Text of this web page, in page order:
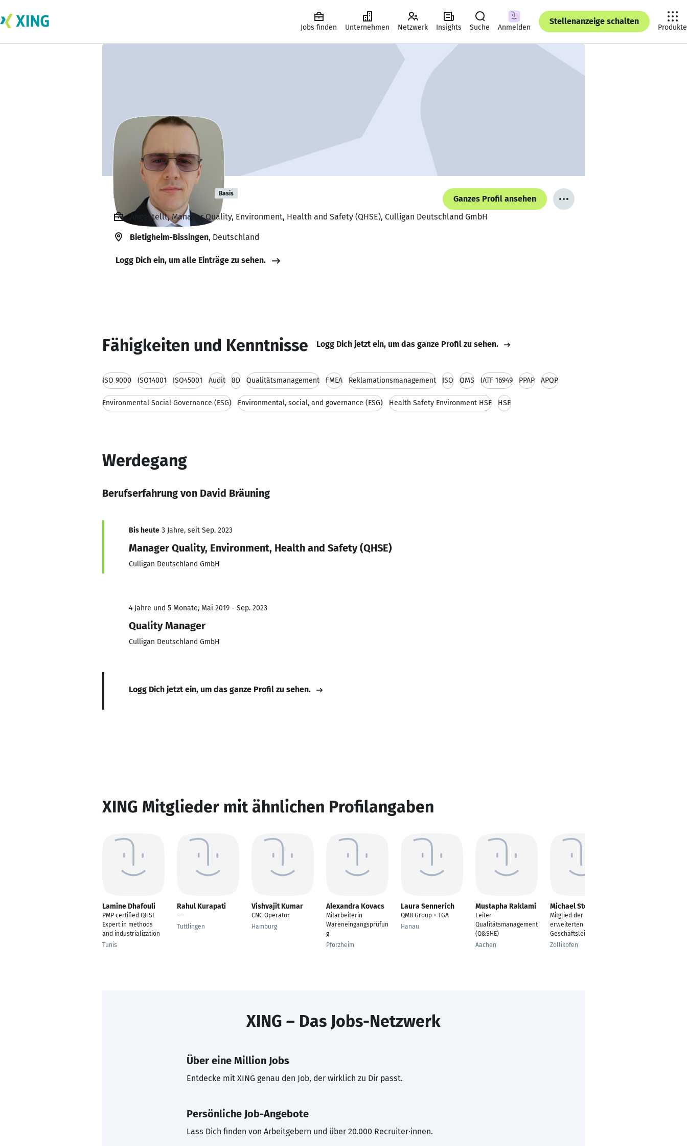
Jobs finden Unternehmen Netzwerk Insights Suche Anmelden
Stellenanzeige schalten
Produkte
David Bräuning Basis
Ganzes Profil ansehen
Angestellt, Manager Quality, Environment, Health and Safety (QHSE), Culligan Deutschland GmbH
Bietigheim-Bissingen, Deutschland
Logg Dich ein, um alle Einträge zu sehen.
Fähigkeiten und Kenntnisse Logg Dich jetzt ein, um das ganze Profil zu sehen.
ISO 9000 ISO14001 ISO45001 Audit 8D Qualitätsmanagement FMEA Reklamationsmanagement ISO QMS IATF 16949 PPAP APQP
Environmental Social Governance (ESG) Environmental, social, and governance (ESG) Health Safety Environment HSE HSE
Werdegang
Berufserfahrung von David Bräuning
Bis heute 3 Jahre, seit Sep. 2023
Manager Quality, Environment, Health and Safety (QHSE)
Culligan Deutschland GmbH
4 Jahre und 5 Monate, Mai 2019 - Sep. 2023
Quality Manager
Culligan Deutschland GmbH
Logg Dich jetzt ein, um das ganze Profil zu sehen.
XING Mitglieder mit ähnlichen Profilangaben
Lamine Dhafouli
PMP certified QHSE
Expert in methods
and industrialization
Tunis
Rahul Kurapati
---
Tuttlingen
Vishvajit Kumar
CNC Operator
Hamburg
Alexandra Kovacs
Mitarbeiterin
Wareneingangsprüfun
g
Pforzheim
Laura Sennerich
QMB Group + TGA
Hanau
Mustapha Raklami
Leiter
Qualitätsmanagement
(Q&SHE)
Aachen
Michael Steiger
Mitglied der
erweiterten
Geschäftsleitung
Zollikofen
XING – Das Jobs-Netzwerk
Über eine Million Jobs
Entdecke mit XING genau den Job, der wirklich zu Dir passt.
Persönliche Job-Angebote
Lass Dich finden von Arbeitgebern und über 20.000 Recruiter·innen.